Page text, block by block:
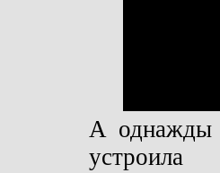
А однажды